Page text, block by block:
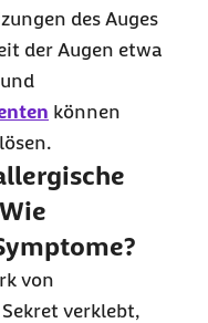
des Auges
der Augen etwa
können
von
verklebt,